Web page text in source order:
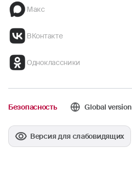
Макс
ВКонтакте
Одноклассники
Безопасность Global version
Версия для слабовидящих